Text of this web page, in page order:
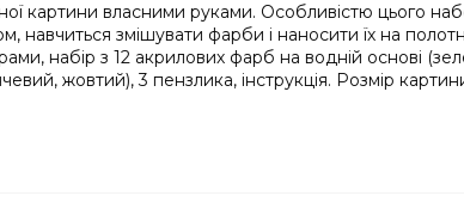
картини власними руками. Особливістю цього
змішувати фарби і наносити їх на
набір з 12 акрилових фарб на водній основі
жовтий), 3 пензлика, інструкція. Розмір